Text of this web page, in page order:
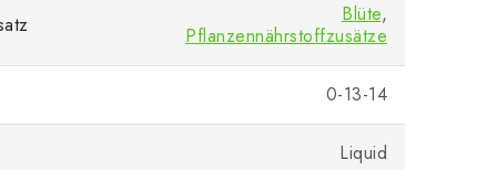
Blüte,
Pflanzennährstoffzusätze
0-13-14
Liquid